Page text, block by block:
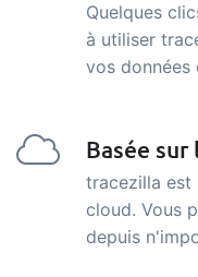
Quelques
à utiliser
vos données
Basée sur
tracezilla est
cloud. Vous
depuis